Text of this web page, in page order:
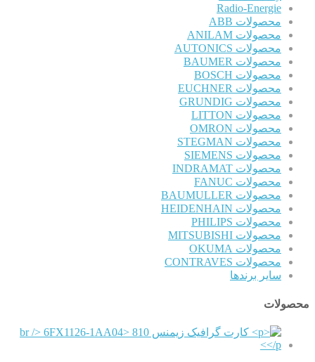
Radio-Energie
محصولات ABB
محصولات ANILAM
محصولات AUTONICS
محصولات BAUMER
محصولات BOSCH
محصولات EUCHNER
محصولات GRUNDIG
محصولات LITTON
محصولات OMRON
محصولات STEGMAN
محصولات SIEMENS
محصولات INDRAMAT
محصولات FANUC
محصولات BAUMULLER
محصولات HEIDENHAIN
محصولات PHILIPS
محصولات MITSUBISHI
محصولات OKUMA
محصولات CONTRAVES
سایر برندها
محصولات